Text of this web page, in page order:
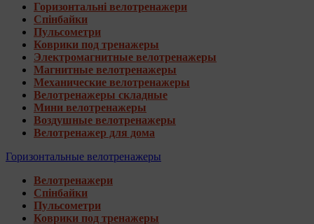
Горизонтальні велотренажери
Спінбайки
Пульсометри
Коврики под тренажеры
Электромагнитные велотренажеры
Магнитные велотренажеры
Механические велотренажеры
Велотренажеры складные
Мини велотренажеры
Воздушные велотренажеры
Велотренажер для дома
Горизонтальные велотренажеры
Велотренажери
Спінбайки
Пульсометри
Коврики под тренажеры